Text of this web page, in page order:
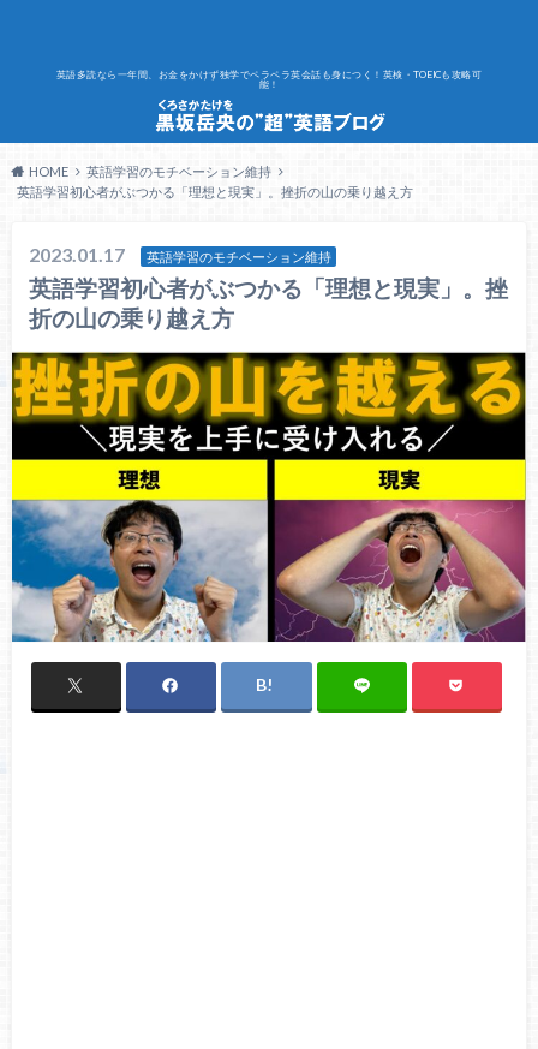
英語多読なら一年間、お金をかけず独学でペラペラ英会話も身につく！英検・TOEICも攻略可
能！
HOME
英語学習のモチベーション維持
英語学習初心者がぶつかる「理想と現実」。挫折の山の乗り越え方
2023.01.17 英語学習のモチベーション維持
英語学習初心者がぶつかる「理想と現実」。挫
折の山の乗り越え方